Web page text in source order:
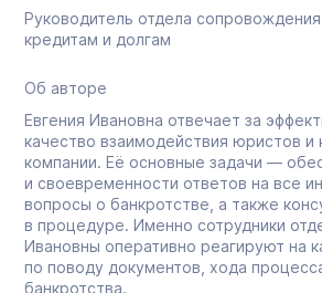
Руководитель отдела
кредитам и долгам
Об авторе
Евгения Ивановна отвечает за
качество взаимодействия юристов и
компании. Её основные задачи —
и своевременности ответов на все
вопросы о банкротстве, а также
в процедуре. Именно сотрудники
Ивановны оперативно реагируют на
по поводу документов, хода
банкротства.